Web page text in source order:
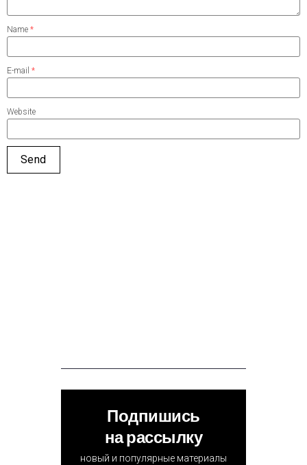
Name *
E-mail *
Website
Подпишись
на рассылку
новый и популярные материалы